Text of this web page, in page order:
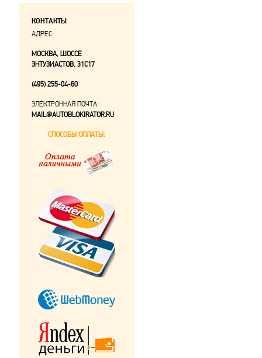
КОНТАКТЫ
АДРЕС:
МОСКВА, ШОССЕ
ЭНТУЗИАСТОВ, 31С17
(495) 255-04-60
ЭЛЕКТРОННАЯ ПОЧТА:
MAIL@AUTOBLOKIRATOR.RU
СПОСОБЫ ОПЛАТЫ: